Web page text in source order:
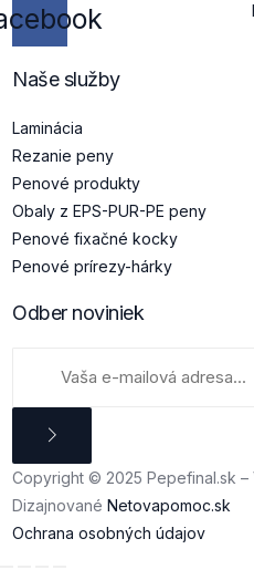
Naše služby
Laminácia
Rezanie peny
Penové produkty
Obaly z EPS-PUR-PE peny
Penové fixačné kocky
Penové prírezy-hárky
Odber noviniek
Copyright © 2025 Pepefinal.sk
DizajnovanéNetovapomoc.sk
Ochrana osobných údajov